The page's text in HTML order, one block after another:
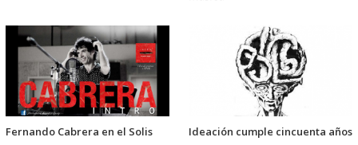
Fernando Cabrera en el Solis Ideación cumple cincuenta años